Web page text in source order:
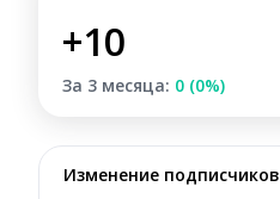
+10
За 3 месяца: 0 (0%)
Изменение подписчиков